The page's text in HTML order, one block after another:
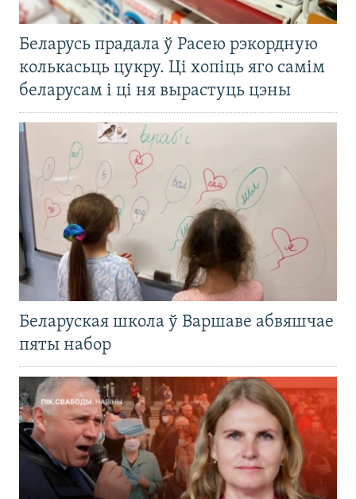
Беларусь прадала ў Расею рэкордную
колькасьць цукру. Ці хопіць яго самім
беларусам і ці ня вырастуць цэны
Беларуская школа ў Варшаве абвяшчае
пяты набор